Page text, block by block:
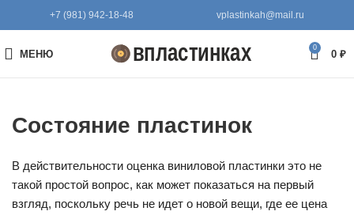
+7 (981) 942-18-48 vplastinkah@mail.ru
МЕНЮ
0
0 ₽
Состояние пластинок
В действительности оценка виниловой пластинки это не
такой простой вопрос, как может показаться на первый
взгляд, поскольку речь не идет о новой вещи, где ее цена